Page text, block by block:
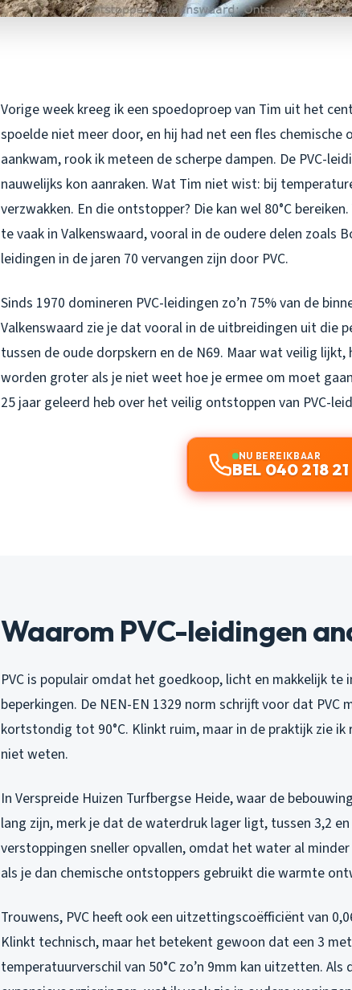
Vorige week kreeg ik een spoedoproep van Tim uit het
spoelde niet meer door, en hij had net een fles
aankwam, rook ik meteen de scherpe dampen. De PVC-
nauwelijks kon aanraken. Wat Tim niet wist: bij
verzwakken. En die ontstopper? Die kan wel 80°C
te vaak in Valkenswaard, vooral in de oudere delen zoals
leidingen in de jaren 70 vervangen zijn door PVC.
Sinds 1970 domineren PVC-leidingen zo’n 75% van de
Valkenswaard zie je dat vooral in de uitbreidingen uit die
tussen de oude dorpskern en de N69. Maar wat veilig lijkt,
worden groter als je niet weet hoe je ermee om moet
25 jaar geleerd heb over het veilig ontstoppen van PVC-
NU BEREIKBAAR
BEL 040 218
Waarom PVC-leidingen
PVC is populair omdat het goedkoop, licht en makkelijk te
beperkingen. De NEN-EN 1329 norm schrijft voor dat PVC
kortstondig tot 90°C. Klinkt ruim, maar in de praktijk zie
niet weten.
In Verspreide Huizen Turfbergse Heide, waar de
lang zijn, merk je dat de waterdruk lager ligt, tussen 3,2
verstoppingen sneller opvallen, omdat het water al
als je dan chemische ontstoppers gebruikt die warmte
Trouwens, PVC heeft ook een uitzettingscoëfficiënt van
Klinkt technisch, maar het betekent gewoon dat een 3
temperatuurverschil van 50°C zo’n 9mm kan uitzetten.